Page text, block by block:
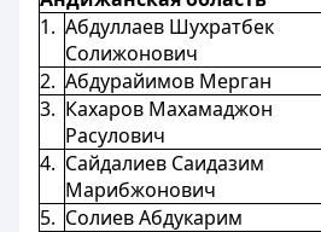
1. Абдуллаев Шухратбек
Солижонович
2. Абдурайимов Мерган
3. Кахаров Махамаджон
Расулович
4. Сайдалиев Саидазим
Марибжонович
5. Солиев Абдукарим